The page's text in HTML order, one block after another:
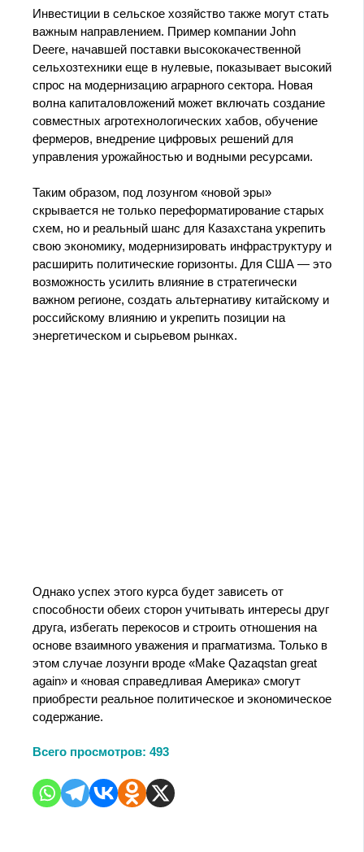
Инвестиции в сельское хозяйство также могут стать
важным направлением. Пример компании John
Deere, начавшей поставки высококачественной
сельхозтехники еще в нулевые, показывает высокий
спрос на модернизацию аграрного сектора. Новая
волна капиталовложений может включать создание
совместных агротехнологических хабов, обучение
фермеров, внедрение цифровых решений для
управления урожайностью и водными ресурсами.
Таким образом, под лозунгом «новой эры»
скрывается не только переформатирование старых
схем, но и реальный шанс для Казахстана укрепить
свою экономику, модернизировать инфраструктуру и
расширить политические горизонты. Для США — это
возможность усилить влияние в стратегически
важном регионе, создать альтернативу китайскому и
российскому влиянию и укрепить позиции на
энергетическом и сырьевом рынках.
Однако успех этого курса будет зависеть от
способности обеих сторон учитывать интересы друг
друга, избегать перекосов и строить отношения на
основе взаимного уважения и прагматизма. Только в
этом случае лозунги вроде «Make Qazaqstan great
again» и «новая справедливая Америка» смогут
приобрести реальное политическое и экономическое
содержание.
Всего просмотров: 493